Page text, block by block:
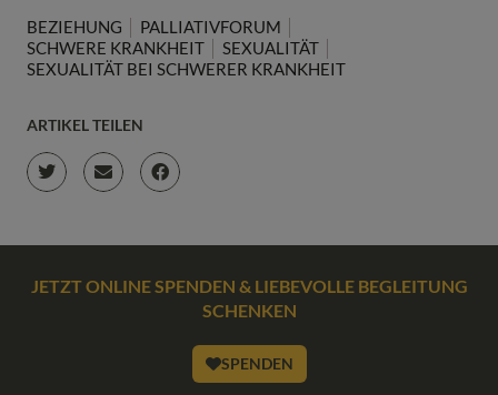
BEZIEHUNG
PALLIATIVFORUM
SCHWERE KRANKHEIT
SEXUALITÄT
SEXUALITÄT BEI SCHWERER KRANKHEIT
ARTIKEL TEILEN
JETZT ONLINE SPENDEN & LIEBEVOLLE BEGLEITUNG
SCHENKEN
SPENDEN